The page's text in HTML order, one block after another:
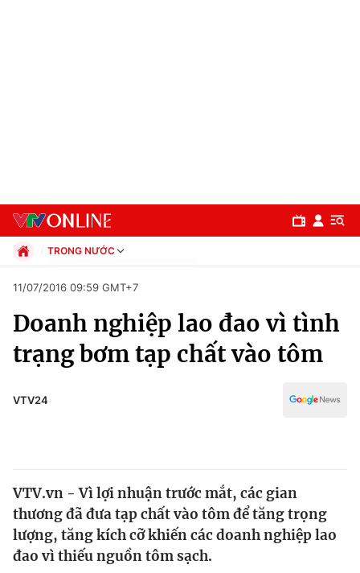
Chuyên mục
Chính trị
Y tế
Thế giới
TRONG NƯỚC
Xã hội
Pháp luật
Thể thao
Giáo dục
11/07/2016 09:59 GMT+7
Doanh nghiệp lao đao vì tình
trạng bơm tạp chất vào tôm
VTV24
VTV.vn - Vì lợi nhuận trước mắt, các gian
thương đã đưa tạp chất vào tôm để tăng trọng
lượng, tăng kích cỡ khiến các doanh nghiệp lao
đao vì thiếu nguồn tôm sạch.